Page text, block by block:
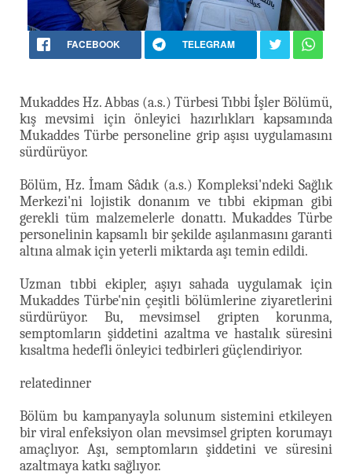
FACEBOOK TELEGRAM
Mukaddes Hz. Abbas (a.s.) Türbesi Tıbbi İşler Bölümü,
kış mevsimi için önleyici hazırlıkları kapsamında
Mukaddes Türbe personeline grip aşısı uygulamasını
sürdürüyor.
Bölüm, Hz. İmam Sâdık (a.s.) Kompleksi'ndeki Sağlık
Merkezi'ni lojistik donanım ve tıbbi ekipman gibi
gerekli tüm malzemelerle donattı. Mukaddes Türbe
personelinin kapsamlı bir şekilde aşılanmasını garanti
altına almak için yeterli miktarda aşı temin edildi.
Uzman tıbbi ekipler, aşıyı sahada uygulamak için
Mukaddes Türbe'nin çeşitli bölümlerine ziyaretlerini
sürdürüyor. Bu, mevsimsel gripten korunma,
semptomların şiddetini azaltma ve hastalık süresini
kısaltma hedefli önleyici tedbirleri güçlendiriyor.
relatedinner
Bölüm bu kampanyayla solunum sistemini etkileyen
bir viral enfeksiyon olan mevsimsel gripten korumayı
amaçlıyor. Aşı, semptomların şiddetini ve süresini
azaltmaya katkı sağlıyor.